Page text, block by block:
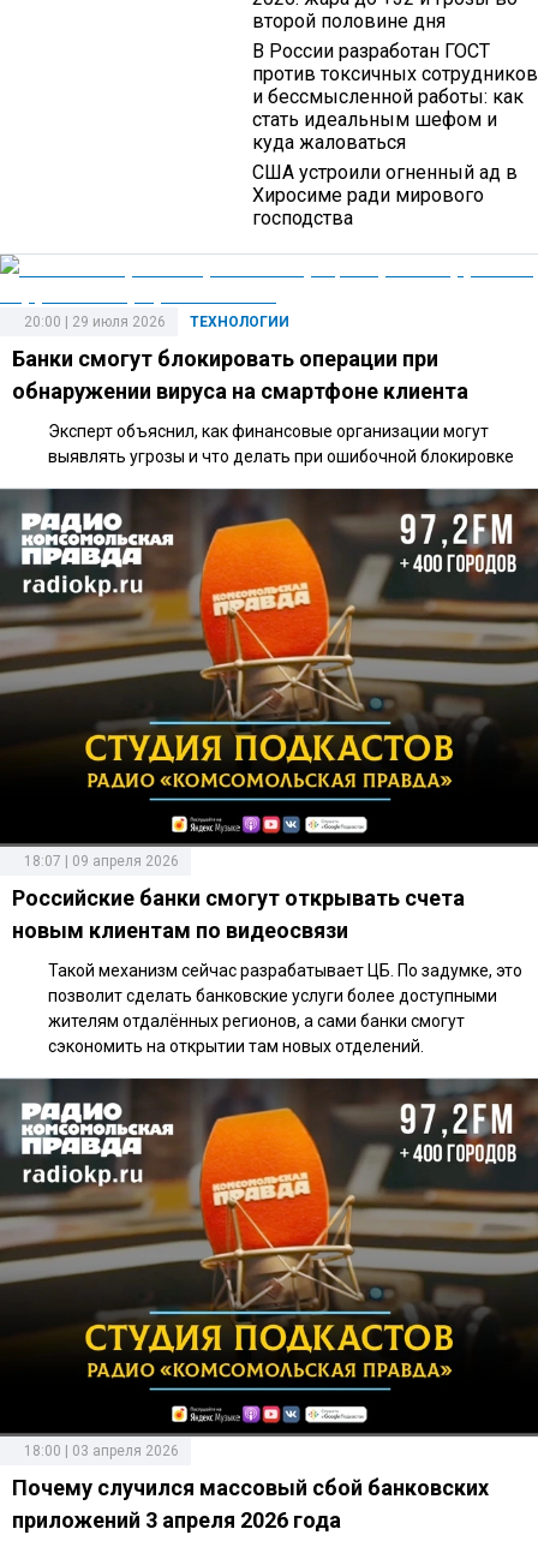
второй половине дня
В России разработан ГОСТ
против токсичных сотрудников
и бессмысленной работы: как
стать идеальным шефом и
куда жаловаться
США устроили огненный ад в
Хиросиме ради мирового
господства
ТЕХНОЛОГИИ
20:00 | 29 июля 2026
Банки смогут блокировать операции при
обнаружении вируса на смартфоне клиента
Эксперт объяснил, как финансовые организации могут
выявлять угрозы и что делать при ошибочной блокировке
18:07 | 09 апреля 2026
Российские банки смогут открывать счета
новым клиентам по видеосвязи
Такой механизм сейчас разрабатывает ЦБ. По задумке, это
позволит сделать банковские услуги более доступными
жителям отдалённых регионов, а сами банки смогут
сэкономить на открытии там новых отделений.
18:00 | 03 апреля 2026
Почему случился массовый сбой банковских
приложений 3 апреля 2026 года